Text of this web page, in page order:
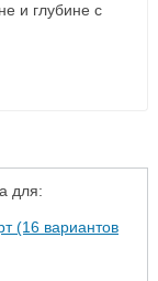
и глубине с
для:
(16 вариантов